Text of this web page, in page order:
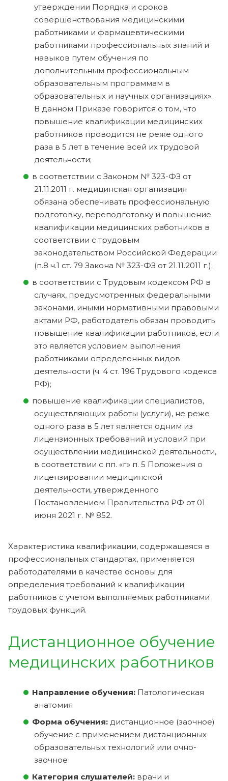
утверждении Порядка и сроков
совершенствования медицинскими
работниками и фармацевтическими
работниками профессиональных знаний и
навыков путем обучения по
дополнительным профессиональным
образовательным программам в
образовательных и научных организациях».
В данном Приказе говорится о том, что
повышение квалификации медицинских
работников проводится не реже одного
раза в 5 лет в течение всей их трудовой
деятельности;
в соответствии с Законом № 323-ФЗ от
21.11.2011 г. медицинская организация
обязана обеспечивать профессиональную
подготовку, переподготовку и повышение
квалификации медицинских работников в
соответствии с трудовым
законодательством Российской Федерации
(п.8 ч.1 ст. 79 Закона № 323-ФЗ от 21.11.2011 г.);
в соответствии с Трудовым кодексом РФ в
случаях, предусмотренных федеральными
законами, иными нормативными правовыми
актами РФ, работодатель обязан проводить
повышение квалификации работников, если
это является условием выполнения
работниками определенных видов
деятельности (ч. 4 ст. 196 Трудового кодекса
РФ);
повышение квалификации специалистов,
осуществляющих работы (услуги), не реже
одного раза в 5 лет является одним из
лицензионных требований и условий при
осуществлении медицинской деятельности,
в соответствии с пп. «г» п. 5 Положения о
лицензировании медицинской
деятельности, утвержденного
Постановлением Правительства РФ от 01
июня 2021 г. № 852.
Характеристика квалификации, содержащаяся в
профессиональных стандартах, применяется
работодателями в качестве основы для
определения требований к квалификации
работников с учетом выполняемых работниками
трудовых функций.
Дистанционное обучение
медицинских работников
Направление обучения: Патологическая
анатомия
Форма обучения: дистанционное (заочное)
обучение с применением дистанционных
образовательных технологий или очно-
заочное
Категория слушателей: врачи и